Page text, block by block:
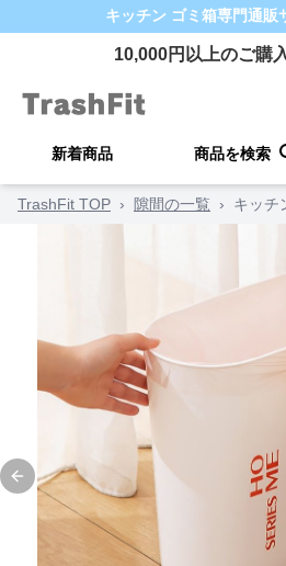
キッチン ゴミ箱専門通販
10,000円以上のご購
新着商品 商品を検索
TrashFit TOP › 隙間の一覧 › キッ
Previous slide